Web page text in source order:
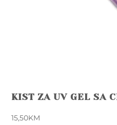
KIST ZA UV GEL SA
15,50KM